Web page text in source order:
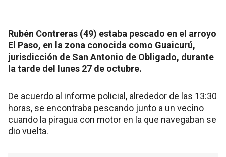
Rubén Contreras (49) estaba pescado en el arroyo
El Paso, en la zona conocida como Guaicurú,
jurisdicción de San Antonio de Obligado, durante
la tarde del lunes 27 de octubre.
De acuerdo al informe policial, alrededor de las 13:30
horas, se encontraba pescando junto a un vecino
cuando la piragua con motor en la que navegaban se
dio vuelta.